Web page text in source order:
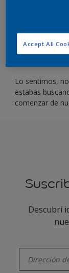
Productos
Lo sentimos,
estabas
comenzar de
Descubrí
Accept All